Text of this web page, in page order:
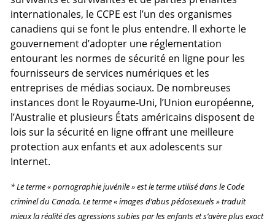
internationales, le CCPE est l’un des organismes
canadiens qui se font le plus entendre. Il exhorte le
gouvernement d’adopter une réglementation
entourant les normes de sécurité en ligne pour les
fournisseurs de services numériques et les
entreprises de médias sociaux. De nombreuses
instances dont le Royaume-Uni, l’Union européenne,
l’Australie et plusieurs États américains disposent de
lois sur la sécurité en ligne offrant une meilleure
protection aux enfants et aux adolescents sur
Internet.
* Le terme « pornographie juvénile » est le terme utilisé dans le Code
criminel du Canada. Le terme « images d’abus pédosexuels » traduit
mieux la réalité des agressions subies par les enfants et s’avère plus exact